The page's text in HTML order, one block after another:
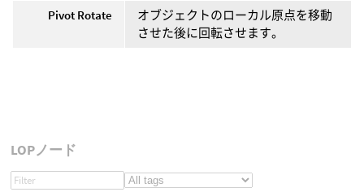
Pivot Rotate
オブジェクトのローカル原点を移動
させた後に回転させます。
LOPノード